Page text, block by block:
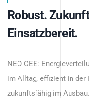
Robust.
Einsatzbereit.
NEO CEE:
im Alltag, effizient in der
zukunftsfähig im Ausbau.
Intelligenz trifft
Anwendungen – robust,
zukunftsfähig.